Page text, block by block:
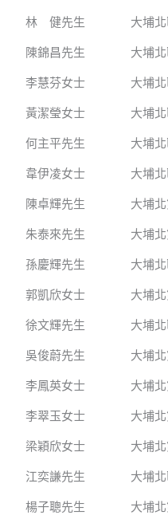
林 健先生 大埔
陳錦昌先生 大埔
李慧芬女士 大埔
黃潔瑩女士 大埔
何主平先生 大埔
韋伊凌女士 大埔
陳卓輝先生 大埔
朱泰來先生 大埔
孫慶輝先生 大埔
郭凱欣女士 大埔
徐文輝先生 大埔
吳俊蔚先生 大埔
李鳳英女士 大埔
李翠玉女士 大埔
梁穎欣女士 大埔
江奕謙先生 大埔
楊子聰先生 大埔